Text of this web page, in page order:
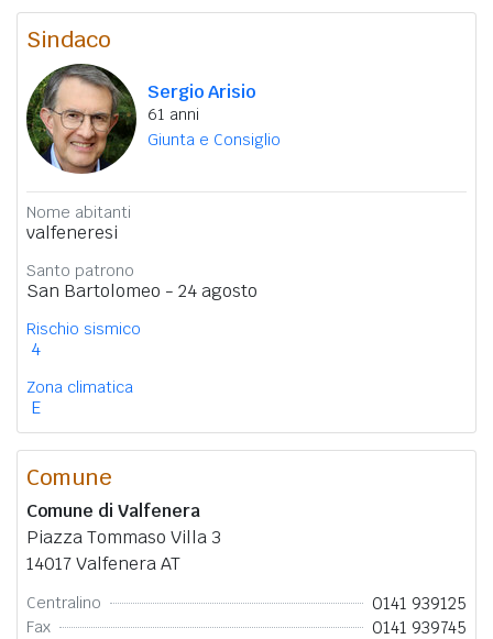
Sindaco
Sergio Arisio
61 anni
Giunta e Consiglio
Nome abitanti
valfeneresi
Santo patrono
San Bartolomeo - 24 agosto
Rischio sismico
4
Zona climatica
E
Comune
Comune di Valfenera
Piazza Tommaso Villa 3
14017 Valfenera AT
Centralino 0141 939125
Fax 0141 939745